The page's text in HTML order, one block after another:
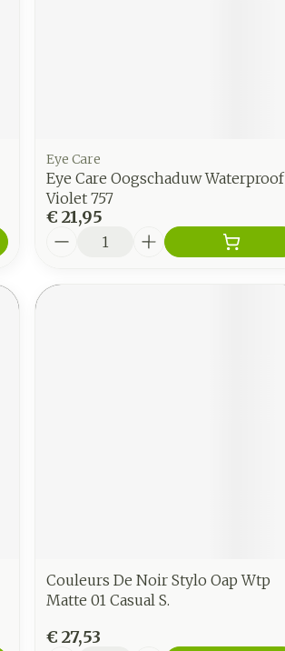
Eye Care
Eye Care Oogschaduw Waterproof
Violet 757
€ 21,95
Couleurs De Noir Stylo Oap Wtp
Matte 01 Casual S.
€ 27,53